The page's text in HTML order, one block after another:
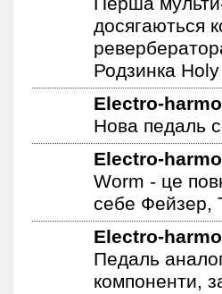
досягаються
Родзинка
Electro-
Нова педаль
Electro-
Worm - це
себе Фейзер,
Electro-
Педаль
компоненти,